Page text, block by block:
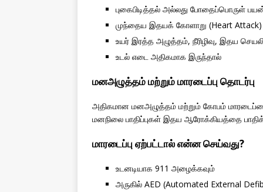
புகைபிடித்தல் அல்லது போதைப்பொருள்
முந்தைய இதயக் கோளாறு (Heart Attack)
உயர் இரத்த அழுத்தம், நீரிழிவு, இதய
உடல் எடை அதிகமாக இருந்தால்
மனஅழுத்தம் மற்றும் மாரடைப்பு தொடர்பு
அதிகமான மனஅழுத்தம் மற்றும் கோபம்
மனநிலை பாதிப்புகள் இதய ஆரோக்கியத்தை
மாரடைப்பு ஏற்பட்டால் என்ன செய்வது?
உடனடியாக 911 அழைக்கவும்
அருகில் AED (Automated External